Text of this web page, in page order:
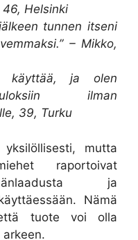
46, Helsinki
tunnen itseni
– Mikko,
käyttää, ja olen
ilman
39, Turku
mutta
raportoivat
ja
Nämä
tuote voi olla